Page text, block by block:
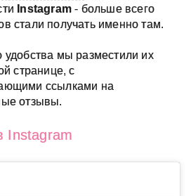
Instagram - больше всего
стали получать именно там.
удобства мы разместили их
странице, с
ссылками на
отзывы.
Instagram